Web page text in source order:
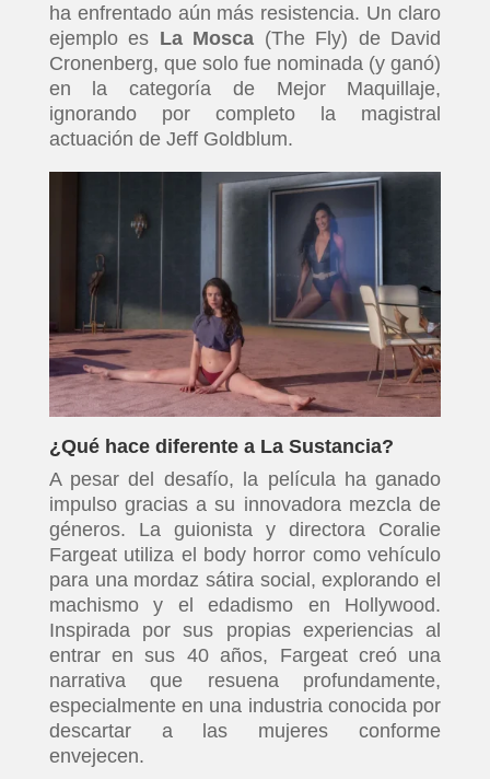
ha enfrentado aún más resistencia. Un claro
ejemplo es La Mosca (The Fly) de David
Cronenberg, que solo fue nominada (y ganó)
en la categoría de Mejor Maquillaje,
ignorando por completo la magistral
actuación de Jeff Goldblum.
¿Qué hace diferente a La Sustancia?
A pesar del desafío, la película ha ganado
impulso gracias a su innovadora mezcla de
géneros. La guionista y directora Coralie
Fargeat utiliza el body horror como vehículo
para una mordaz sátira social, explorando el
machismo y el edadismo en Hollywood.
Inspirada por sus propias experiencias al
entrar en sus 40 años, Fargeat creó una
narrativa que resuena profundamente,
especialmente en una industria conocida por
descartar a las mujeres conforme
envejecen.